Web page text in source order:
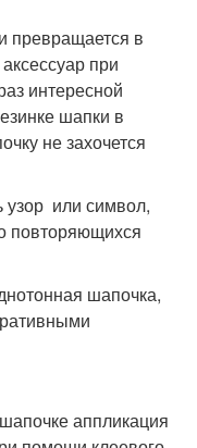
превращается в
при
интересной
шапки в
не захочется
узор или символ,
повторяющихся
шапочка,
аппликация